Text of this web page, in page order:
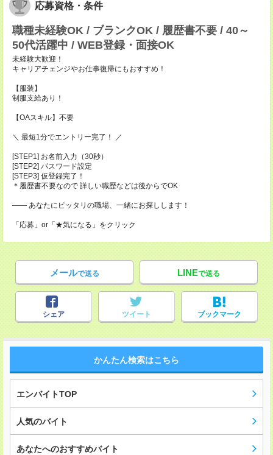
応募資格・条件
職種未経験OK / ブランクOK / 履歴書不要 / 40～
50代活躍中 / WEB登録・面接OK
未経験大歓迎！
キャリアチェンジやお仕事復帰にもおすすめ！
【服装】
制服支給あり！
【OAスキル】不要
＼ 最短1分でエントリー完了！ ／
[STEP1] お名前入力（30秒）
[STEP2] パスワード設定
[STEP3] 仮登録完了！
＊履歴書不要なので 詳しい職歴などは後からでOK
―― あなたにピッタリの職場、一緒にお探しします！
「応募」or「★気になる」をクリック
メールで送る LINEで送る
シェア ツイート ブックマーク
かんたん検索はこちら
エンバイトTOP
人気のバイト
あなたへのおすすめバイト